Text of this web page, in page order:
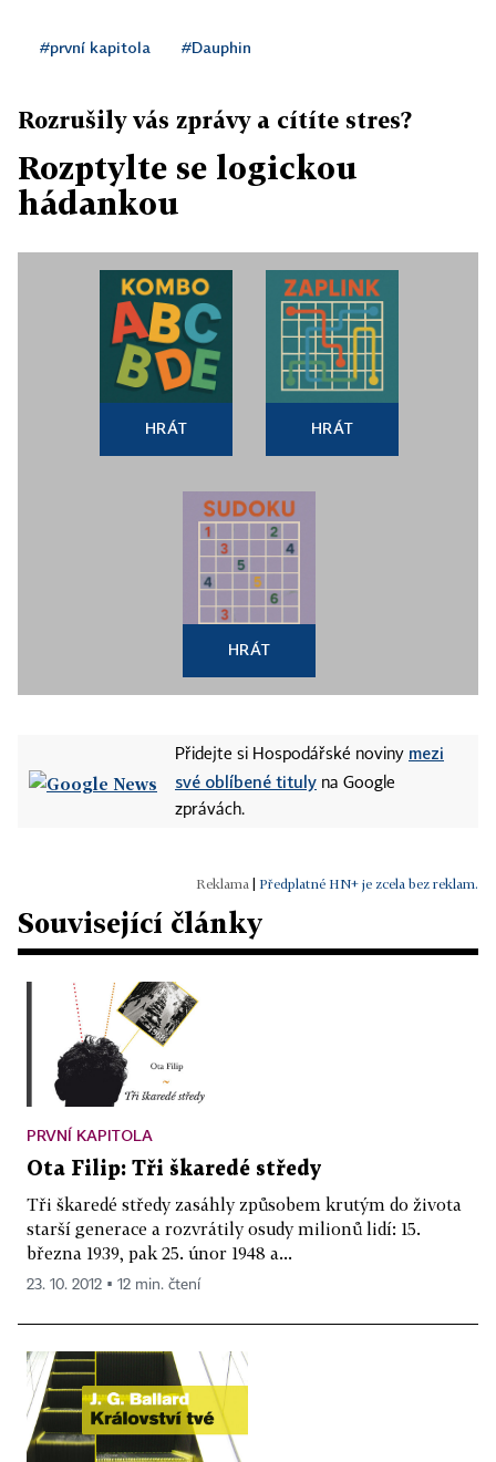
#první kapitola #Dauphin
Rozrušily vás zprávy a cítíte stres?
Rozptylte se logickou
hádankou
HRÁT HRÁT
HRÁT
Přidejte si Hospodářské noviny mezi
své oblíbené tituly na Google
zprávách.
Předplatné HN+ je zcela bez reklam.
Související články
PRVNÍ KAPITOLA
Ota Filip: Tři škaredé středy
Tři škaredé středy zasáhly způsobem krutým do života
starší generace a rozvrátily osudy milionů lidí: 15.
března 1939, pak 25. únor 1948 a...
23. 10. 2012 ▪ 12 min. čtení